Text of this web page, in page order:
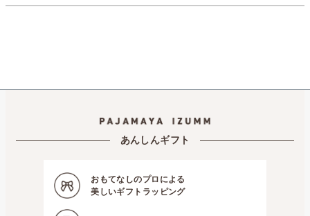
あんしんギフト
おもてなしのプロによる
美しいギフトラッピング